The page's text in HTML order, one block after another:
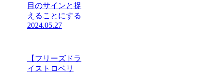
目のサインと捉
えることにする
2024.05.27
【フリーズドラ
イストロベリ